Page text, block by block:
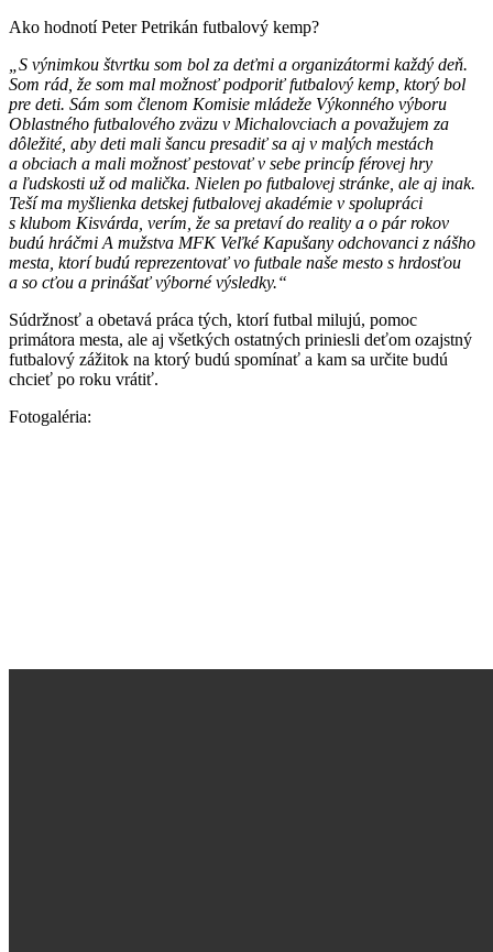
Ako hodnotí Peter Petrikán futbalový kemp?
„S výnimkou štvrtku som bol za deťmi a organizátormi každý deň.
Som rád, že som mal možnosť podporiť futbalový kemp, ktorý bol
pre deti. Sám som členom Komisie mládeže Výkonného výboru
Oblastného futbalového zväzu v Michalovciach a považujem za
dôležité, aby deti mali šancu presadiť sa aj v malých mestách
a obciach a mali možnosť pestovať v sebe princíp férovej hry
a ľudskosti už od malička. Nielen po futbalovej stránke, ale aj inak.
Teší ma myšlienka detskej futbalovej akadémie v spolupráci
s klubom Kisvárda, verím, že sa pretaví do reality a o pár rokov
budú hráčmi A mužstva MFK Veľké Kapušany odchovanci z nášho
mesta, ktorí budú reprezentovať vo futbale naše mesto s hrdosťou
a so cťou a prinášať výborné výsledky.“
Súdržnosť a obetavá práca tých, ktorí futbal milujú, pomoc
primátora mesta, ale aj všetkých ostatných priniesli deťom ozajstný
futbalový zážitok na ktorý budú spomínať a kam sa určite budú
chcieť po roku vrátiť.
Fotogaléria: